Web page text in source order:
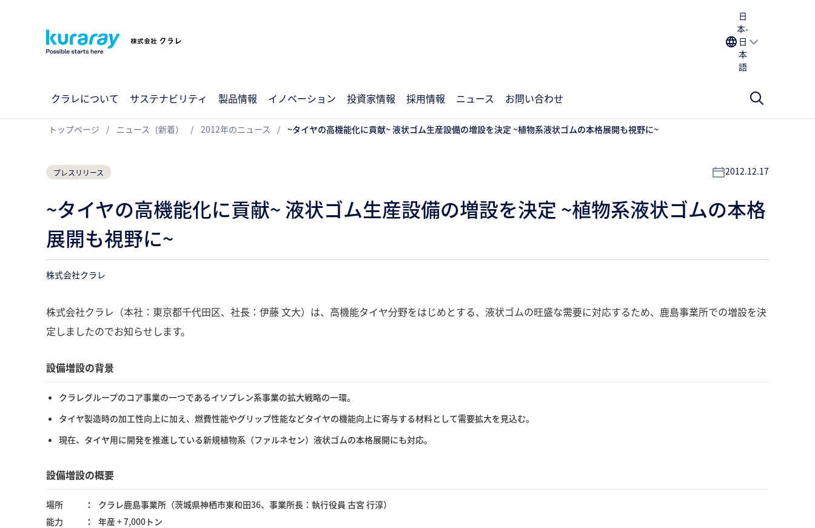
日
本-
日
本
語
クラレについて サステナビリティ 製品情報 イノベーション 投資家情報 採用情報 ニュース お問い合わせ
トップページ ニュース（新着） 2012年のニュース ~タイヤの高機能化に貢献~ 液状ゴム生産設備の増設を決定 ~植物系液状ゴムの本格展開も視野に~
プレスリリース 2012.12.17
~タイヤの高機能化に貢献~ 液状ゴム生産設備の増設を決定 ~植物系液状ゴムの本格
展開も視野に~
株式会社クラレ
株式会社クラレ（本社：東京都千代田区、社長：伊藤 文大）は、高機能タイヤ分野をはじめとする、液状ゴムの旺盛な需要に対応するため、鹿島事業所での増設を決
定しましたのでお知らせします。
設備増設の背景
クラレグループのコア事業の一つであるイソプレン系事業の拡大戦略の一環。
タイヤ製造時の加工性向上に加え、燃費性能やグリップ性能などタイヤの機能向上に寄与する材料として需要拡大を見込む。
現在、タイヤ用に開発を推進している新規植物系（ファルネセン）液状ゴムの本格展開にも対応。
設備増設の概要
場所
クラレ鹿島事業所（茨城県神栖市東和田36、事業所長：執行役員 古宮 行淳）
能力
年産 + 7,000トン